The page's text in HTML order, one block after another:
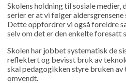
Skolens holdning til sosiale
serier er at vi følger aldersgrensene
Dette oppfordrer vi også foreldre
selv om det er den enkelte foresatt
Skolen har jobbet systematisk de
reflektert og bevisst bruk av
skal pedagogikken styre bruken
omvendt.